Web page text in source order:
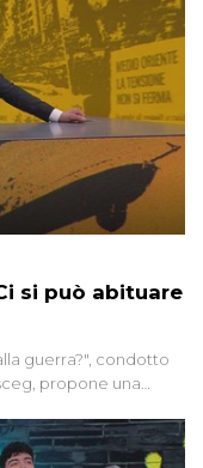
si può abituare
guerra?", condotto
propone una
una realtà pervasiva.
in conflitti armati, il